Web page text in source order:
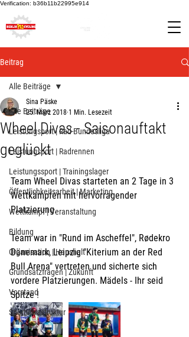
Verification: b36b11b22995e914
Beitrag
Alle Beiträge
Leistungsport | Rad-Bundesliga
Leistungsport | Radrennen
Leistungssport | Trainingslager
Öffentlichkeitsarbeit | Marketing
Wettkampf | Veranstaltung
Bildung
Organisation | Haushalt
Grundsatzfragen | Zukunft
Vorstand
Sportinfrastruktur
Alle Beiträge
Wheel Divas - Saisonauftakt
geglückt
Sina Päske
25. März 2018 1 Min. Lesezeit
Team Wheel Divas starteten an 2 Tage in 3
Wettkämpfen mit hervorragender
Platzierung.
Team war in "Rund im Ascheffel", Rødekro
Dänemark, Leipzig "Kiterium an der Red
Bull Arena" vertreten und sicherte sich
vordere Platzierungen. Mädels - Ihr seid
Spitze !